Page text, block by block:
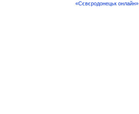
«Сєвєродонецьк онлайн»